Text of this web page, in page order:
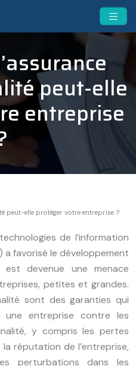
peut-elle
entreprise
peut-elle protéger votre entreprise ?
de l’information
a favorisé le développement
devenue une menace
petites et grandes.
sont des garanties qui
entreprise contre les
y compris les pertes
réputation de l’entreprise,
perturbations dans les